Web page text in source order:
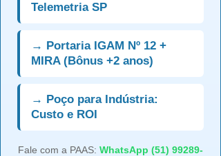
Telemetria SP
→ Portaria IGAM Nº 12 +
MIRA (Bônus +2 anos)
→ Poço para Indústria:
Custo e ROI
Fale com a PAAS: WhatsApp (51) 99289-